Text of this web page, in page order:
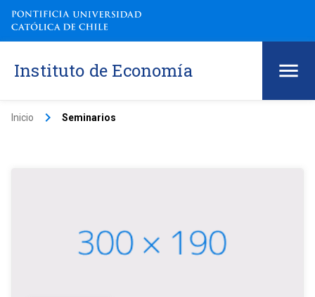
Instituto de Economía
Inicio keyboard_arrow_right Seminarios